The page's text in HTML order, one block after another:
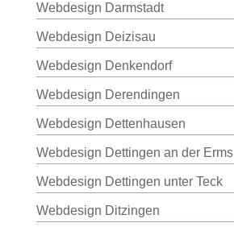
Webdesign Darmstadt
Webdesign Deizisau
Webdesign Denkendorf
Webdesign Derendingen
Webdesign Dettenhausen
Webdesign Dettingen an der Erms
Webdesign Dettingen unter Teck
Webdesign Ditzingen